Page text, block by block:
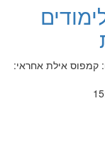
קמפוס אילת אחראי: